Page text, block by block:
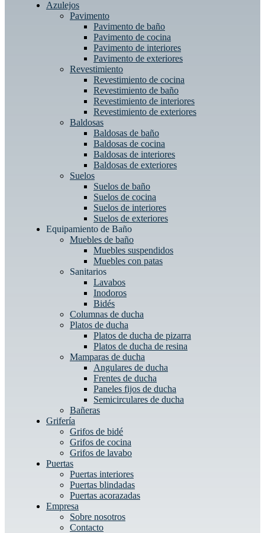
Azulejos
Pavimento
Pavimento de baño
Pavimento de cocina
Pavimento de interiores
Pavimento de exteriores
Revestimiento
Revestimiento de cocina
Revestimiento de baño
Revestimiento de interiores
Revestimiento de exteriores
Baldosas
Baldosas de baño
Baldosas de cocina
Baldosas de interiores
Baldosas de exteriores
Suelos
Suelos de baño
Suelos de cocina
Suelos de interiores
Suelos de exteriores
Equipamiento de Baño
Muebles de baño
Muebles suspendidos
Muebles con patas
Sanitarios
Lavabos
Inodoros
Bidés
Columnas de ducha
Platos de ducha
Platos de ducha de pizarra
Platos de ducha de resina
Mamparas de ducha
Angulares de ducha
Frentes de ducha
Paneles fijos de ducha
Semicirculares de ducha
Bañeras
Grifería
Grifos de bidé
Grifos de cocina
Grifos de lavabo
Puertas
Puertas interiores
Puertas blindadas
Puertas acorazadas
Empresa
Sobre nosotros
Contacto